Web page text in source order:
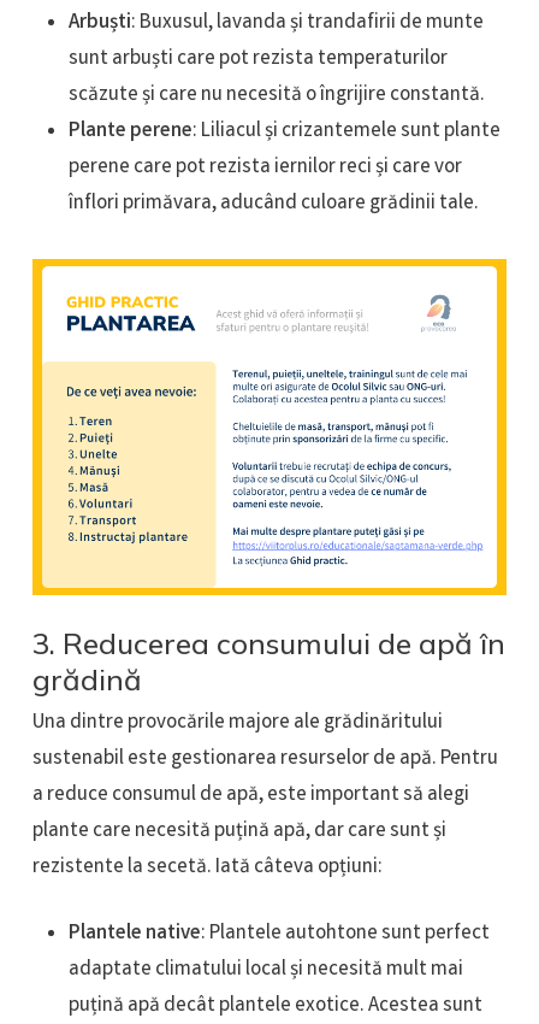
Arbuști: Buxusul, lavanda și trandafirii de munte
sunt arbuști care pot rezista temperaturilor
scăzute și care nu necesită o îngrijire constantă.
Plante perene: Liliacul și crizantemele sunt plante
perene care pot rezista iernilor reci și care vor
înflori primăvara, aducând culoare grădinii tale.
3. Reducerea consumului de apă în
grădină
Una dintre provocările majore ale grădinăritului
sustenabil este gestionarea resurselor de apă. Pentru
a reduce consumul de apă, este important să alegi
plante care necesită puțină apă, dar care sunt și
rezistente la secetă. Iată câteva opțiuni:
Plantele native: Plantele autohtone sunt perfect
adaptate climatului local și necesită mult mai
puțină apă decât plantele exotice. Acestea sunt